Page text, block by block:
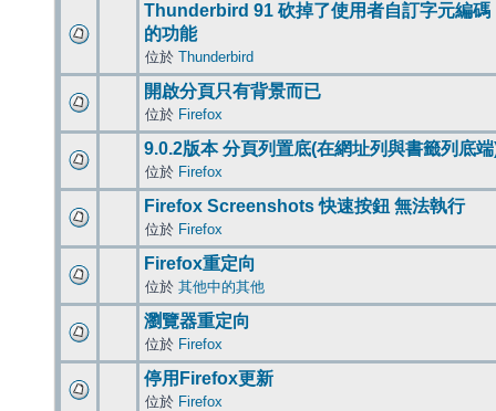
Thunderbird 91 砍掉了使用者自訂字元編碼
的功能
位於 Thunderbird
開啟分頁只有背景而已
位於 Firefox
9.0.2版本 分頁列置底(在網址列與書籤列底
位於 Firefox
Firefox Screenshots 快速按鈕 無法執行
位於 Firefox
Firefox重定向
位於 其他中的其他
瀏覽器重定向
位於 Firefox
停用Firefox更新
位於 Firefox